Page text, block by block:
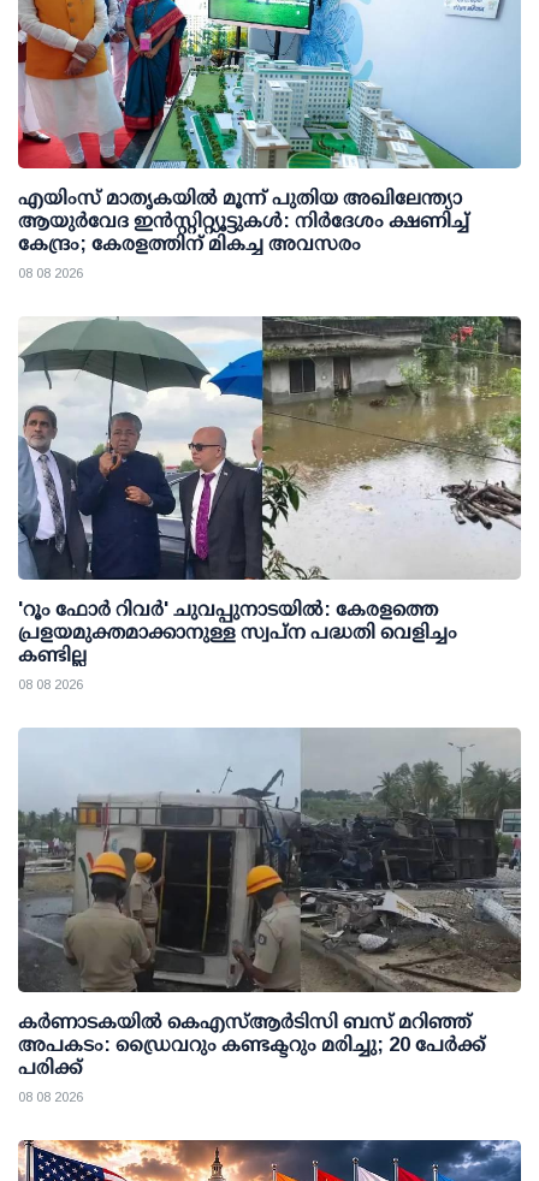
എയിംസ് മാതൃകയില്‍ മൂന്ന് പുതിയ അഖിലേന്ത്യാ
ആയുര്‍വേദ ഇന്‍സ്റ്റിറ്റ്യൂട്ടുകള്‍: നിര്‍ദേശം ക്ഷണിച്ച്
കേന്ദ്രം; കേരളത്തിന് മികച്ച അവസരം
08 08 2026
'റൂം ഫോര്‍ റിവര്‍' ചുവപ്പുനാടയില്‍: കേരളത്തെ
പ്രളയമുക്തമാക്കാനുള്ള സ്വപ്ന പദ്ധതി വെളിച്ചം
കണ്ടില്ല
08 08 2026
കര്‍ണാടകയില്‍ കെഎസ്ആര്‍ടിസി ബസ് മറിഞ്ഞ്
അപകടം: ഡ്രൈവറും കണ്ടക്ടറും മരിച്ചു; 20 പേര്‍ക്ക്
പരിക്ക്
08 08 2026